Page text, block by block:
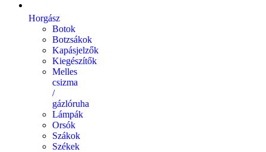
Horgász
Botok
Botzsákok
Kapásjelzők
Kiegészítők
Melles
csizma
/
gázlóruha
Lámpák
Orsók
Szákok
Székek